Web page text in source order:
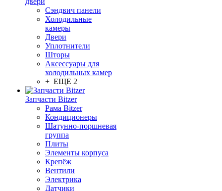
Сэндвич панели
Холодильные
камеры
Двери
Уплотнители
Шторы
Аксессуары для
холодильных камер
+ ЕЩЕ 2
Запчасти Bitzer
Рама Bitzer
Кондиционеры
Шатунно-поршневая
группа
Плиты
Элементы корпуса
Крепёж
Вентили
Электрика
Датчики